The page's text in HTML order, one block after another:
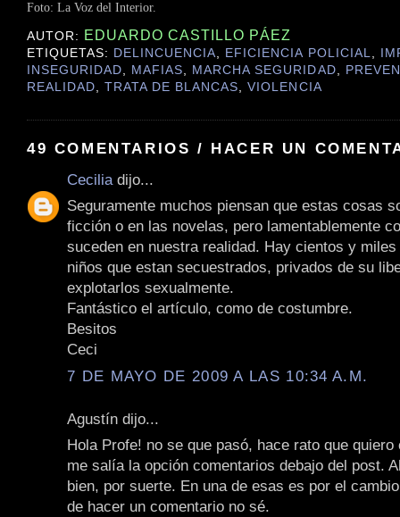
Foto: La Voz del Interior.
AUTOR: EDUARDO CASTILLO PÁEZ
ETIQUETAS: DELINCUENCIA, EFICIENCIA POLICIAL,
INSEGURIDAD, MAFIAS, MARCHA SEGURIDAD,
REALIDAD,TRATA DE BLANCAS,VIOLENCIA
49 COMENTARIOS / HACER UN
Cecilia dijo...
Seguramente muchos piensan que estas cosas
ficción o en las novelas, pero lamentablemente
suceden en nuestra realidad. Hay cientos y
niños que estan secuestrados, privados de su
explotarlos sexualmente.
Fantástico el artículo, como de costumbre.
Besitos
Ceci
7 DE MAYO DE 2009 A LAS 10:34 A.M.
Agustín dijo...
Hola Profe! no se que pasó, hace rato que quiero
me salía la opción comentarios debajo del post.
bien, por suerte. En una de esas es por el
de hacer un comentario no sé.